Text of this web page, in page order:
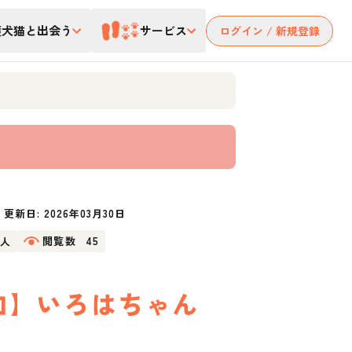
猫と出会う サービス ログイン / 新規登録
更新日: 2026年03月30日
閲覧数 45
】いろはちゃん